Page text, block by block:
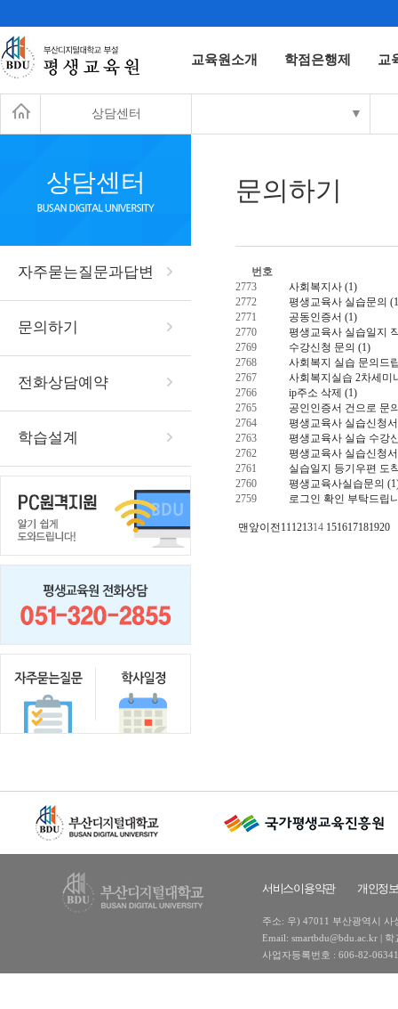
교육원소개 학점은행제 교
상담센터 ▼
상담센터
자주묻는질문과답변
문의하기
전화상담예약
학습설계
문의하기
번호
2773
사회복지사 (1)
2772
평생교육사 실습문의
2771
공동인증서 (1)
2770
평생교육사 실습일지
2769
수강신청 문의 (1)
2768
사회복지 실습 문의드
2767
사회복지실습 2차세
2766
ip주소 삭제 (1)
2765
공인인증서 건으로 문
2764
평생교육사 실습신청
2763
평생교육사 실습 수강
2762
평생교육사 실습신청서
2761
실습일지 등기우편 도
2760
평생교육사실습문의
2759
로그인 확인 부탁드립
맨앞이전 11121314 151617181920
서비스이용약관 개인정
주소: 우) 47011 부산광역시 사
Email: smartbdu@bdu.ac.kr |
사업자등록번호 : 606-82-